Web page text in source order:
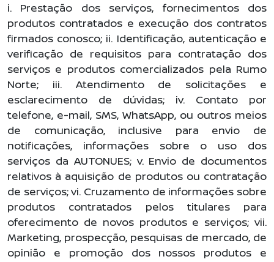
i. Prestação dos serviços, fornecimentos dos
produtos contratados e execução dos contratos
firmados conosco; ii. Identificação, autenticação e
verificação de requisitos para contratação dos
serviços e produtos comercializados pela Rumo
Norte; iii. Atendimento de solicitações e
esclarecimento de dúvidas; iv. Contato por
telefone, e-mail, SMS, WhatsApp, ou outros meios
de comunicação, inclusive para envio de
notificações, informações sobre o uso dos
serviços da AUTONUES; v. Envio de documentos
relativos à aquisição de produtos ou contratação
de serviços; vi. Cruzamento de informações sobre
produtos contratados pelos titulares para
oferecimento de novos produtos e serviços; vii.
Marketing, prospecção, pesquisas de mercado, de
opinião e promoção dos nossos produtos e